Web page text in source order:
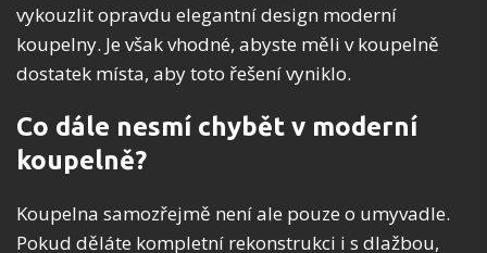
vykouzlit opravdu elegantní design moderní
koupelny. Je však vhodné, abyste měli v koupelně
dostatek místa, aby toto řešení vyniklo.
Co dále nesmí chybět v moderní
koupelně?
Koupelna samozřejmě není ale pouze o umyvadle.
Pokud děláte kompletní rekonstrukci i s dlažbou,